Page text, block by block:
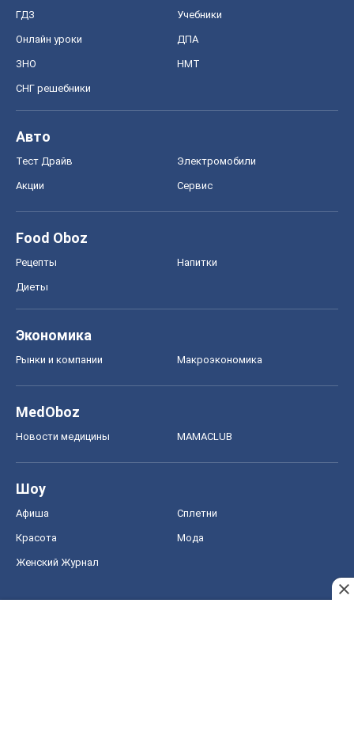
ГДЗ Учебники
Онлайн уроки ДПА
ЗНО НМТ
СНГ решебники
Авто
Тест Драйв Электромобили
Акции Сервис
Food Oboz
Рецепты Напитки
Диеты
Экономика
Рынки и компании Mакроэкономика
MedOboz
Новости медицины MAMACLUB
Шоу
Афиша Сплетни
Красота Мода
Женский Журнал